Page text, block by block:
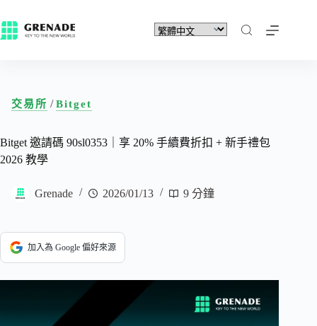
交易所 /Bitget
Bitget 邀請碼 90sl0353｜享 20% 手續費折扣 + 新手禮包
2026 教學
Grenade 2026/01/13 9 分鐘
加入為 Google 偏好來源